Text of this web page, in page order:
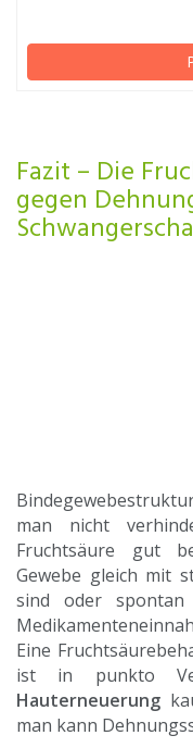
Fazit – Die
gegen
man nicht
Fruchtsäure gut
Gewebe gleich mit
sind oder spontan
Eine
ist in punkto
Hauterneuerung
man kann